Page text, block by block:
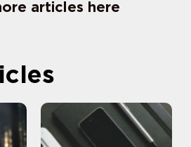
articles here